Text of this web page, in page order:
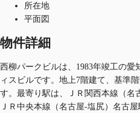
所在地
平面図
物件詳細
西柳パークビルは、1983年竣工の
ィスビルです。地上7階建て、基準
す。最寄り駅は、ＪＲ関西本線（名
ＪＲ中央本線（名古屋-塩尻）名古